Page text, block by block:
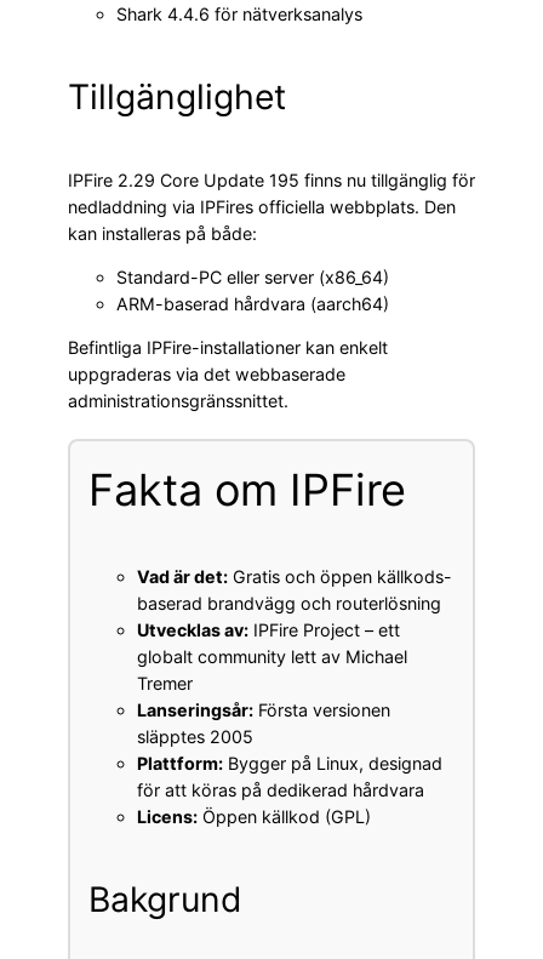
Shark 4.4.6 för nätverksanalys
Tillgänglighet
IPFire 2.29 Core Update 195 finns nu tillgänglig för
nedladdning via IPFires officiella webbplats. Den
kan installeras på både:
Standard-PC eller server (x86_64)
ARM-baserad hårdvara (aarch64)
Befintliga IPFire-installationer kan enkelt
uppgraderas via det webbaserade
administrationsgränssnittet.
Fakta om IPFire
Vad är det: Gratis och öppen källkods-
baserad brandvägg och routerlösning
Utvecklas av: IPFire Project – ett
globalt community lett av Michael
Tremer
Lanseringsår: Första versionen
släpptes 2005
Plattform: Bygger på Linux, designad
för att köras på dedikerad hårdvara
Licens: Öppen källkod (GPL)
Bakgrund